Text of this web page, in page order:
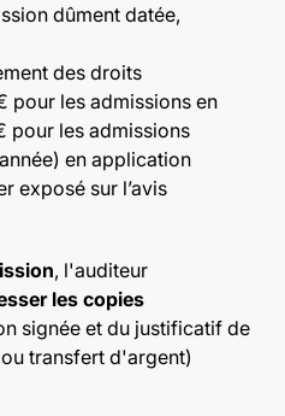
dûment datée,
des droits
les admissions en
pour les admissions
en application
exposé sur l’avis
, l'auditeur
les copies
signée et du justificatif de
transfert d'argent)